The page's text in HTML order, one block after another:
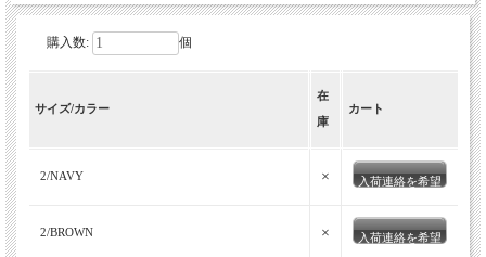
購入数: 個
サイズ/カラー
在
庫
カート
2/NAVY × 入荷連絡を希望
2/BROWN × 入荷連絡を希望